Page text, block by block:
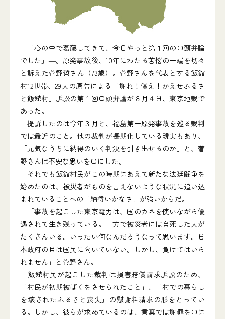
「心の中で葛藤してきて、今日やっと第１回の口頭弁論
でした」―。原発事故後、10年にわたる苦悩の一端を切々
と訴えた菅野哲さん（73歳）。菅野さんを代表とする飯舘
村12世帯、29人の原告による「謝れ！償え！かえせふるさ
と飯舘村」訴訟の第１回口頭弁論が８月４日、東京地裁で
あった。
提訴したのは今年３月と、福島第一原発事故を巡る裁判
では最近のこと。他の裁判が長期化している現実もあり、
「元気なうちに納得のいく判決を引き出せるのか」と、菅
野さんは不安な思いを口にした。
それでも飯舘村民がこの時期にあえて新たな法廷闘争を
始めたのは、被災者がものを言えないような状況に追い込
まれていることへの「納得いかなさ」が強いからだ。
「事故を起こした東京電力は、国のカネを使いながら優
遇されて生き残っている。一方で被災者には自死した人が
たくさんいる。いったい何なんだろうなって思います。日
本政府の目は国民に向いていない。しかし、負けてはいら
れません」と菅野さん。
飯舘村民が起こした裁判は損害賠償請求訴訟のため、
「村民が初期被ばくをさせられたこと」、「村での暮らし
を壊されたふるさと喪失」の慰謝料請求の形をとってい
る。しかし、彼らが求めているのは、言葉では謝罪を口に